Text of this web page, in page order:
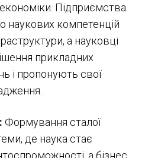
Підприємства
наукових компетенцій
а науковці
прикладних
і пропонують свої
Формування сталої
де наука стає
а бізнес